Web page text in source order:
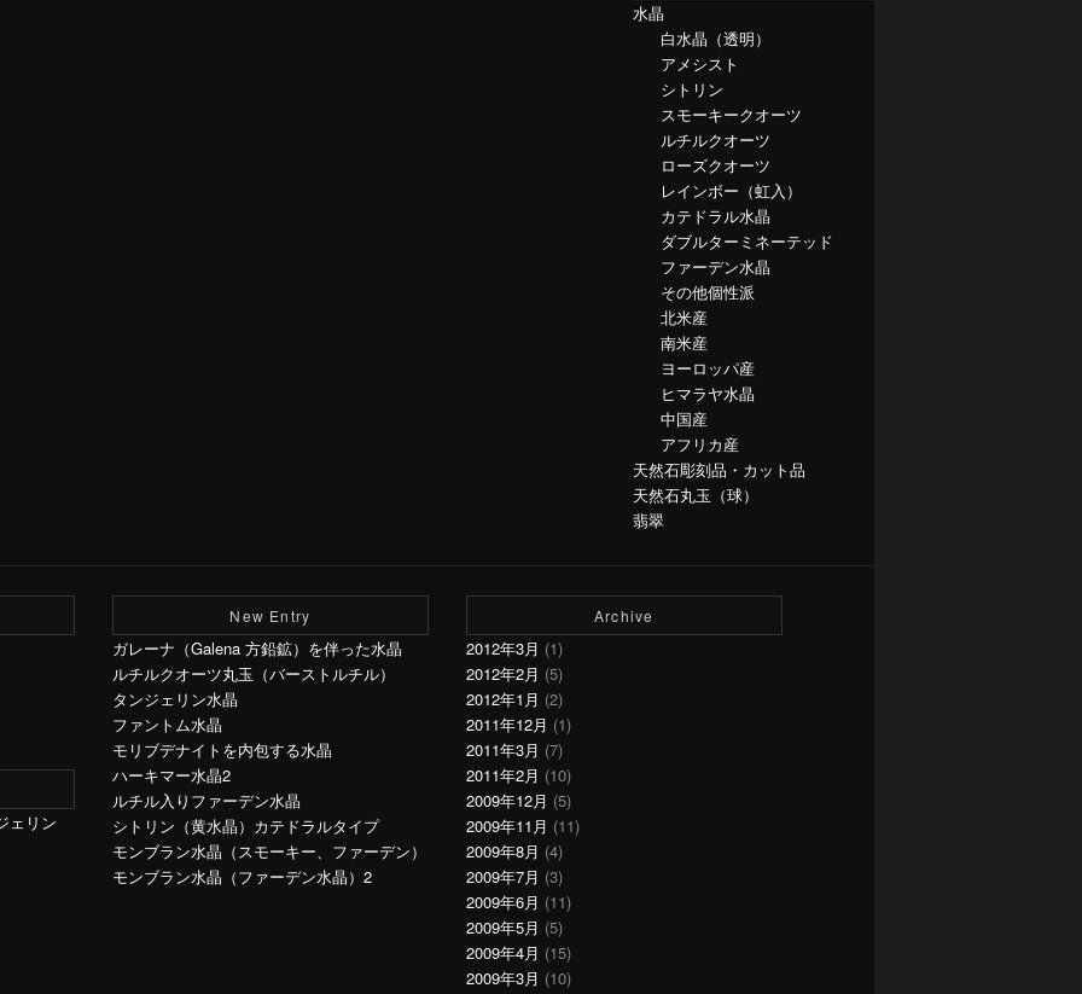
水晶
白水晶（透明）
アメシスト
シトリン
スモーキークオーツ
ルチルクオーツ
ローズクオーツ
レインボー（虹入）
カテドラル水晶
ダブルターミネーテッド
ファーデン水晶
その他個性派
北米産
南米産
ヨーロッパ産
ヒマラヤ水晶
中国産
アフリカ産
天然石彫刻品・カット品
天然石丸玉（球）
翡翠
ェリン
New Entry
ガレーナ（Galena 方鉛鉱）を伴った水晶
ルチルクオーツ丸玉（バーストルチル）
タンジェリン水晶
ファントム水晶
モリブデナイトを内包する水晶
ハーキマー水晶2
ルチル入りファーデン水晶
シトリン（黄水晶）カテドラルタイプ
モンブラン水晶（スモーキー、ファーデン）
モンブラン水晶（ファーデン水晶）2
Archive
2012年3月 (1)
2012年2月 (5)
2012年1月 (2)
2011年12月 (1)
2011年3月 (7)
2011年2月 (10)
2009年12月 (5)
2009年11月 (11)
2009年8月 (4)
2009年7月 (3)
2009年6月 (11)
2009年5月 (5)
2009年4月 (15)
2009年3月 (10)